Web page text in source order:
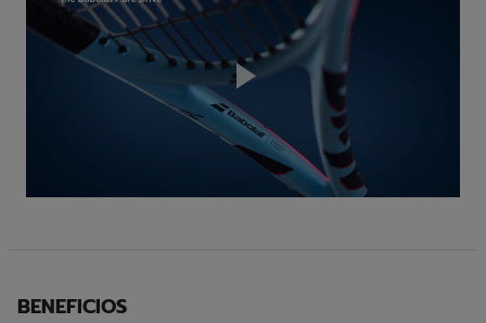
Play
BENEFICIOS